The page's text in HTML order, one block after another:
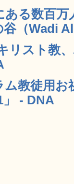
る数百万
（Wadi
リスト教
教徒用
」 - DNA